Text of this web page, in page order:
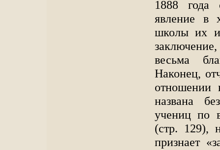
1888 года
явление в
школы их
весьма
Наконец,
отношении
названа
учениц по
(стр. 129),
признает